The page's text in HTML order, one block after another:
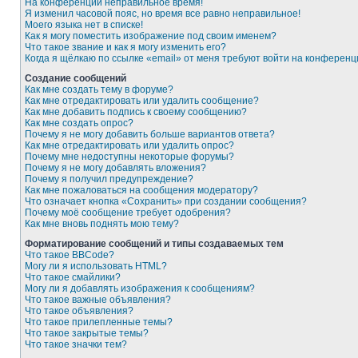
На конференции неправильное время!
Я изменил часовой пояс, но время все равно неправильное!
Моего языка нет в списке!
Как я могу поместить изображение под своим именем?
Что такое звание и как я могу изменить его?
Когда я щёлкаю по ссылке «email» от меня требуют войти на
Создание сообщений
Как мне создать тему в форуме?
Как мне отредактировать или удалить сообщение?
Как мне добавить подпись к своему сообщению?
Как мне создать опрос?
Почему я не могу добавить больше вариантов ответа?
Как мне отредактировать или удалить опрос?
Почему мне недоступны некоторые форумы?
Почему я не могу добавлять вложения?
Почему я получил предупреждение?
Как мне пожаловаться на сообщения модератору?
Что означает кнопка «Сохранить» при создании сообщения?
Почему моё сообщение требует одобрения?
Как мне вновь поднять мою тему?
Форматирование сообщений и типы создаваемых тем
Что такое BBCode?
Могу ли я использовать HTML?
Что такое смайлики?
Могу ли я добавлять изображения к сообщениям?
Что такое важные объявления?
Что такое объявления?
Что такое прилепленные темы?
Что такое закрытые темы?
Что такое значки тем?